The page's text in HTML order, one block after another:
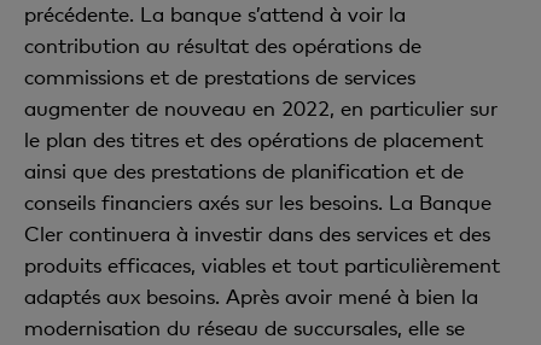
précédente. La banque s’attend à voir la
contribution au résultat des opérations de
commissions et de prestations de services
augmenter de nouveau en 2022, en particulier sur
le plan des titres et des opérations de placement
ainsi que des prestations de planification et de
conseils financiers axés sur les besoins. La Banque
Cler continuera à investir dans des services et des
produits efficaces, viables et tout particulièrement
adaptés aux besoins. Après avoir mené à bien la
modernisation du réseau de succursales, elle se